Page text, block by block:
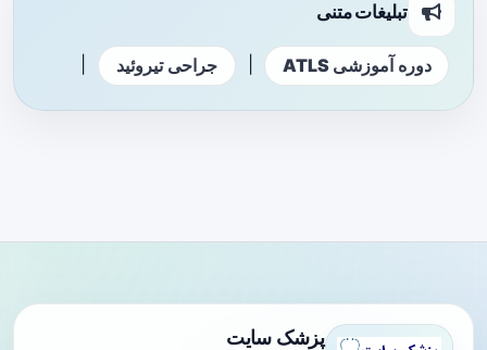
تبلیغات متنی
دوره آموزشی ATLS جراحی تیروئید
پزشک سایت